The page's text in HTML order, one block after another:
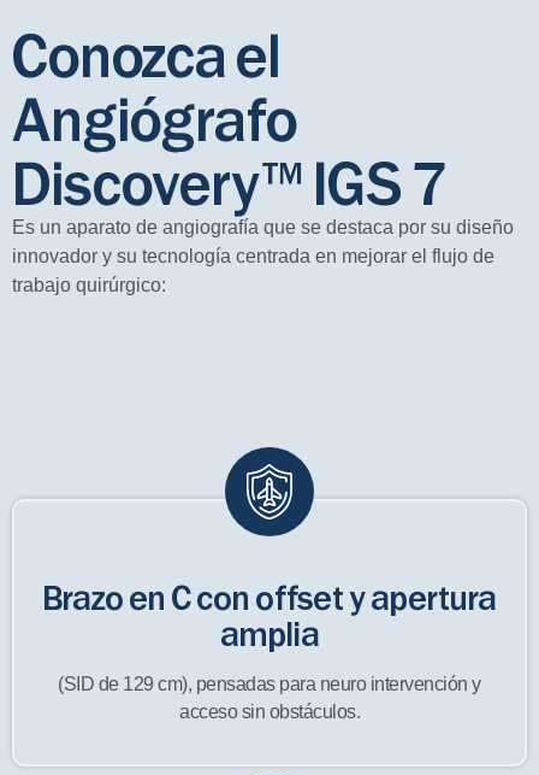
Conozca el
Angiógrafo
Discovery™ IGS 7
Es un aparato de angiografía que se destaca por su diseño
innovador y su tecnología centrada en mejorar el flujo de
trabajo quirúrgico:
Brazo en C con offset y apertura
amplia
(SID de 129 cm), pensadas para neuro intervención y
acceso sin obstáculos.